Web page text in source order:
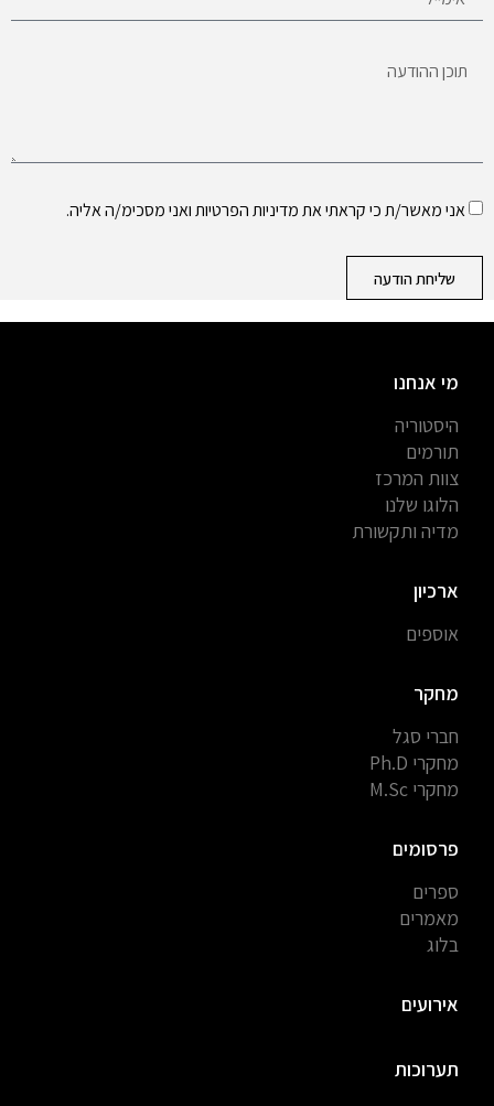
אני מאשר/ת כי קראתי אתמדיניות הפרטיותואני מסכימ/ה אליה.
שליחת הודעה
מי אנחנו
היסטוריה
תורמים
צוות המרכז
הלוגו שלנו
מדיה ותקשורת
ארכיון
אוספים
מחקר
חברי סגל
מחקרי Ph.D
מחקרי M.Sc
פרסומים
ספרים
מאמרים
בלוג
אירועים
תערוכות